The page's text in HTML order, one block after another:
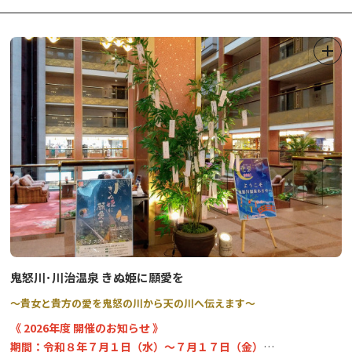
鬼怒川･川治温泉 きぬ姫に願愛を
～貴女と貴方の愛を鬼怒の川から天の川へ伝えます～
《 2026年度 開催のお知らせ 》
期間：令和８年７月１日（水）～７月１７日（金）